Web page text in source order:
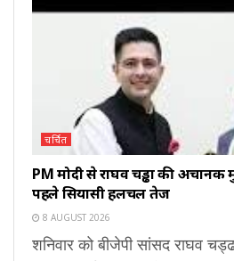
चर्चित
PM मोदी से राघव चड्ढा की
पहले सियासी हलचल तेज
8 AUGUST 2026
शनिवार को बीजेपी सांसद राघव